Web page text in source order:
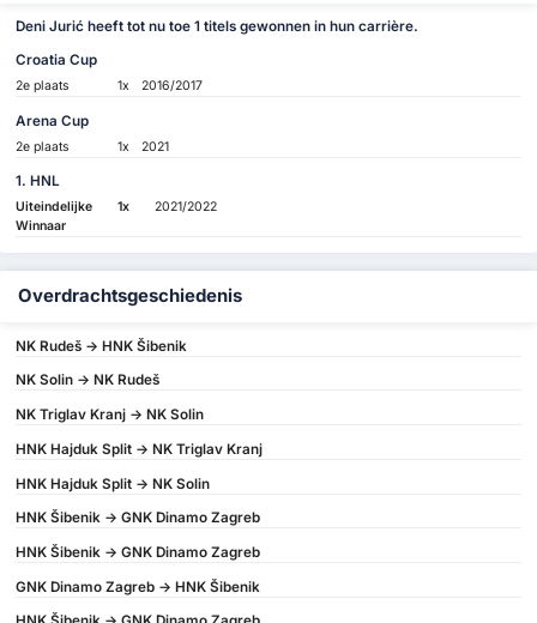
Deni Jurić heeft tot nu toe 1 titels gewonnen in hun carrière.
Croatia Cup
2e plaats 1x 2016/2017
Arena Cup
2e plaats 1x 2021
1. HNL
Uiteindelijke
Winnaar
1x 2021/2022
Overdrachtsgeschiedenis
NK Rudeš -> HNK Šibenik
NK Solin -> NK Rudeš
NK Triglav Kranj -> NK Solin
HNK Hajduk Split -> NK Triglav Kranj
HNK Hajduk Split -> NK Solin
HNK Šibenik -> GNK Dinamo Zagreb
HNK Šibenik -> GNK Dinamo Zagreb
GNK Dinamo Zagreb -> HNK Šibenik